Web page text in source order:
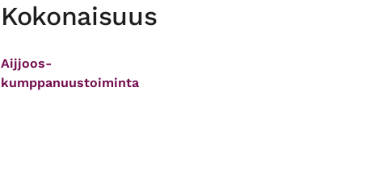
Kokonaisuus
Aijjoos-
kumppanuustoiminta